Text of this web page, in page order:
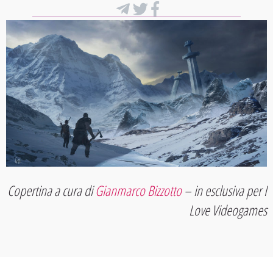
Copertina a cura diGianmarco Bizzotto– in esclusiva per I
Love Videogames